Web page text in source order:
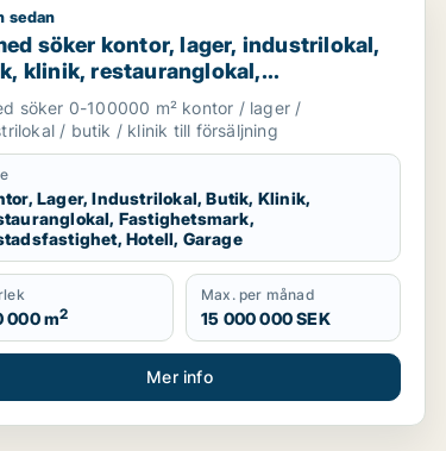
eller Boxholm m.fl.
söker kontor, lager, industrilokal, butik,
sedan
söker kontor, lager, industrilokal,
klinik, restauranglokal,
bostadsfastighet, hotell
garage till salu i Nyköping,
eller Finspång m.fl.
söker 0-100000 m² kontor / lager /
/ butik / klinik till försäljning
Lager, Industrilokal, Butik, Klinik,
Fastighetsmark,
Hotell, Garage
000 m2
Max. per månad
15 000 000 SEK
Mer info